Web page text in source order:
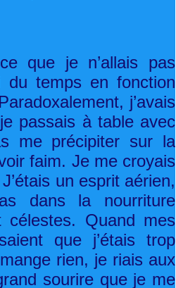
que je n’allais pas
du temps en fonction
j’avais
passais à table avec
me précipiter sur la
faim. Je me croyais
un esprit aérien,
dans la nourriture
célestes. Quand mes
que j’étais trop
rien, je riais aux
sourire que je me